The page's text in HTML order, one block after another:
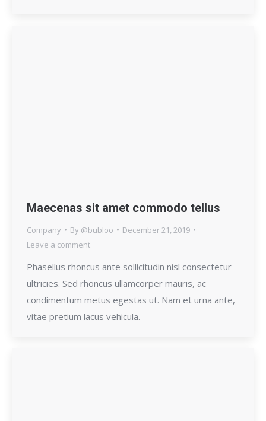
Maecenas sit amet commodo tellus
Company By @bubloo
December 21, 2019
Leave a comment
Phasellus rhoncus ante sollicitudin nisl consectetur
ultricies. Sed rhoncus ullamcorper mauris, ac
condimentum metus egestas ut. Nam et urna ante,
vitae pretium lacus vehicula.